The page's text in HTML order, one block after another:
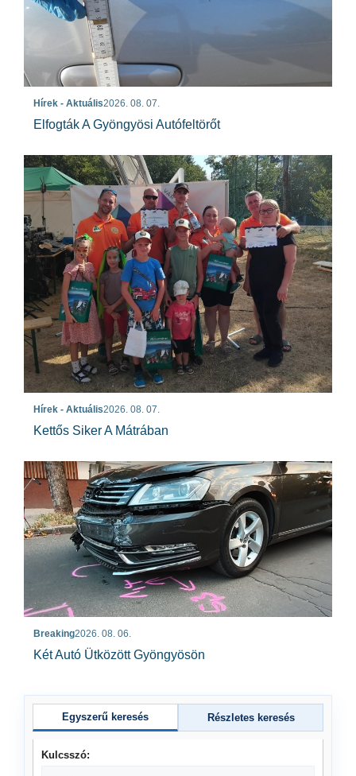
Hírek - Aktuális2026. 08. 07.
Elfogták A Gyöngyösi Autófeltörőt
Hírek - Aktuális2026. 08. 07.
Kettős Siker A Mátrában
Breaking2026. 08. 06.
Két Autó Ütközött Gyöngyösön
Egyszerű keresés Részletes keresés
Kulcsszó: